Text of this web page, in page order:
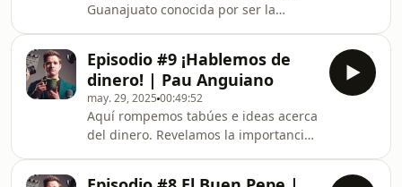
Guanajuato conocida por ser la
fitness coach. Sofía, es sobreviviente
del cáncer, pero lo más sorprendente
y bello de esta historia es que, Sofía
nos demuestra con su ejemplo que el
cáncer no es era una enfermedad,
sino su mayor fortaleza.
Episodio #9 ¡Hablemos de
dinero! | Pau Anguiano
may. 29, 2025 00:49:52
Aquí rompemos tabúes e ideas acerca
del dinero. Revelamos la importancia